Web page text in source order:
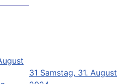
31 Samstag, 31. August